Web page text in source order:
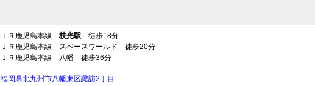
ＪＲ鹿児島本線 枝光駅 徒歩18分
ＪＲ鹿児島本線 スペースワールド 徒歩20分
ＪＲ鹿児島本線 八幡 徒歩36分
福岡県北九州市八幡東区諏訪2丁目